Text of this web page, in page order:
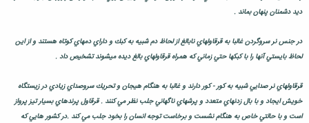
ديد دشمنان پنهان بماند .
در جنس نر سروگردن غالبا به قرقاولهاي نابالغ از لحاظ دم شبيه به كبك و داراي دمهاي كوتاه هستند و از اين
لحاظ بايستي آنها را با كبكها حتي زماني كه همراه قرقاولهاي بالغ ديده ميشوند تشخيص داد .
قرقاولهاي نر صدايي شبيه به كور - كور دارند و غالبا به هنگام هيجان و تحريك سروصداي زيادي در زيستگاه
خويش ايجاد و با بال زدنهاي متعدد و پرشهاي ناگهاني جلب نظر مي كنند . قرقاول پرندهاي بسيار تيز پرواز
است و با حالتي خاص به هنگام نشست و برخاست توجه انسان را بخود جلب مي كند .در كشور هايي كه